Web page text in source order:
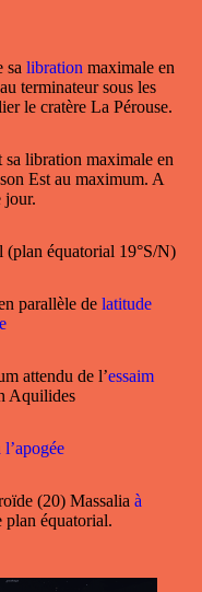
sa libration maximale en
terminateur sous les
le cratère La Pérouse.
libration maximale en
Est au maximum. A
jour.
équatorial 19°S/N)
parallèle de latitude
attendu de l’essaim
Aquilides
(20) Massalia à
plan équatorial.